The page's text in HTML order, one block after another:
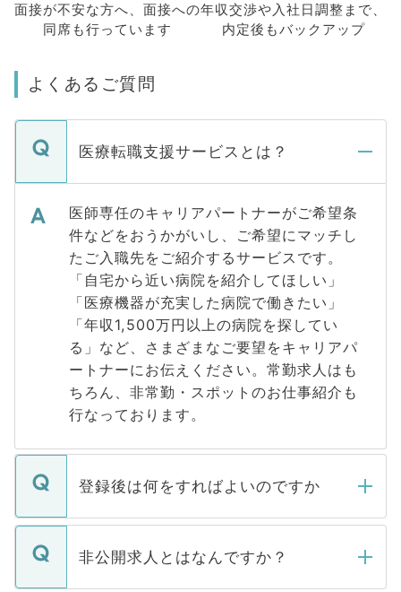
面接が不安な方へ、 面接への
同席も行っています
年収交渉や 入社日調整まで、
内定後もバックアップ
よくあるご質問
医療転職支援サービスとは？
医師専任のキャリアパートナーがご希望条
件などをおうかがいし、ご希望にマッチし
たご入職先をご紹介するサービスです。
「自宅から近い病院を紹介してほしい」
「医療機器が充実した病院で働きたい」
「年収1,500万円以上の病院を探してい
る」など、さまざまなご要望をキャリアパ
ートナーにお伝えください。常勤求人はも
ちろん、非常勤・スポットのお仕事紹介も
行なっております。
登録後は何をすればよいのですか
ご登録いただきましたら、弊社担当者がご
登録内容を確認し、その後メールもしくは
非公開求人とはなんですか？